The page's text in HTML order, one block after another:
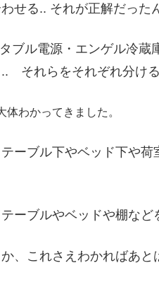
せる.. それが正解だった
ブル電源・エンゲル冷蔵
それらをそれぞれ分ける
体わかってきました。
ーブル下やベッド下や荷
ブルやベッドや棚など
、これさえわかればあと